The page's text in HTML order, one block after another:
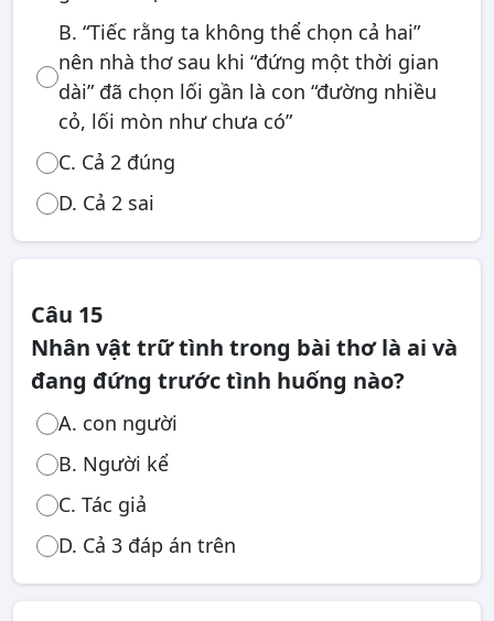
B. “Tiếc rằng ta không thể chọn cả hai”
nên nhà thơ sau khi “đứng một thời gian
dài” đã chọn lối gần là con “đường nhiều
cỏ, lối mòn như chưa có”
C. Cả 2 đúng
D. Cả 2 sai
Câu 15
Nhân vật trữ tình trong bài thơ là ai và
đang đứng trước tình huống nào?
A. con người
B. Người kể
C. Tác giả
D. Cả 3 đáp án trên